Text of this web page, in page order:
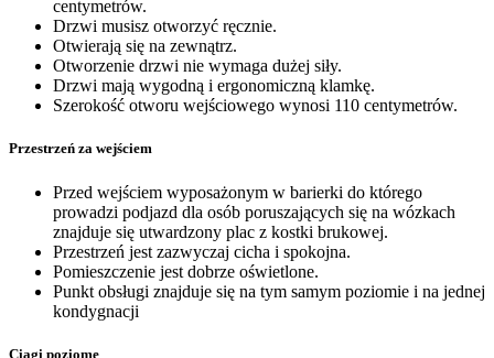
centymetrów.
Drzwi musisz otworzyć ręcznie.
Otwierają się na zewnątrz.
Otworzenie drzwi nie wymaga dużej siły.
Drzwi mają wygodną i ergonomiczną klamkę.
Szerokość otworu wejściowego wynosi 110 centymetrów.
Przestrzeń za wejściem
Przed wejściem wyposażonym w barierki do którego
prowadzi podjazd dla osób poruszających się na wózkach
znajduje się utwardzony plac z kostki brukowej.
Przestrzeń jest zazwyczaj cicha i spokojna.
Pomieszczenie jest dobrze oświetlone.
Punkt obsługi znajduje się na tym samym poziomie i na jednej
kondygnacji
Ciągi poziome